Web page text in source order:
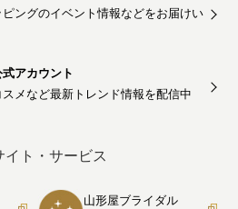
ングのイベント情報などをお届けい
アカウント
メなど最新トレンド情報を配信中
イト・サービス
山形屋ブライダル